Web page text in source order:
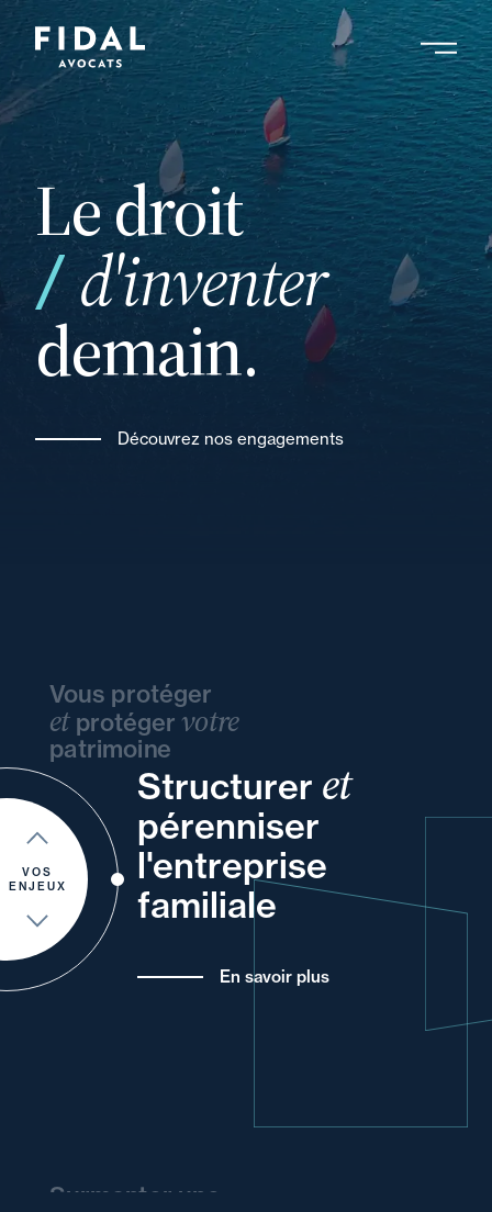
Aller
au
contenu
principalRechercher un mot clé, un professionnel ....
Le droit
d'inventer
demain.
Découvrez nos engagements
VOS
ENJEUX
Vous protéger
etprotéger votre
patrimoine
Structurer et
pérenniser
l'entreprise
familiale
En savoir plus
Surmonter une
et
de vos
ou
de
un
vos
et
à
vos
votre
vos
votre